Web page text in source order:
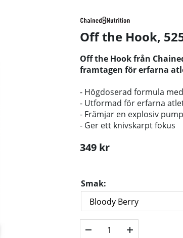
Off the Hook,
Off the Hook från
framtagen för erfarna
- Högdoserad formula
- Utformad för erfarna
- Främjar en explosiv
- Ger ett knivskarpt fokus
349 kr
Smak: